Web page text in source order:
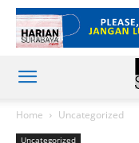
Home Uncategorized
Uncategorized